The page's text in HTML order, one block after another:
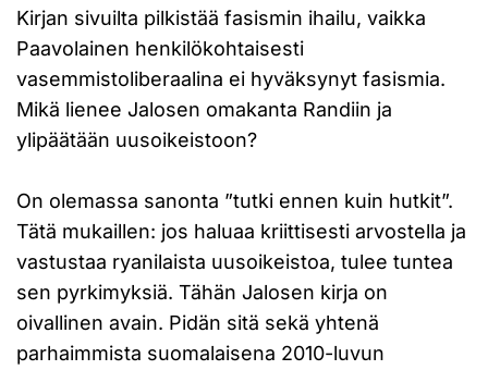
Kirjan sivuilta pilkistää fasismin ihailu, vaikka
Paavolainen henkilökohtaisesti
vasemmistoliberaalina ei hyväksynyt fasismia.
Mikä lienee Jalosen omakanta Randiin ja
ylipäätään uusoikeistoon?
On olemassa sanonta ”tutki ennen kuin hutkit”.
Tätä mukaillen: jos haluaa kriittisesti arvostella ja
vastustaa ryanilaista uusoikeistoa, tulee tuntea
sen pyrkimyksiä. Tähän Jalosen kirja on
oivallinen avain. Pidän sitä sekä yhtenä
parhaimmista suomalaisena 2010-luvun